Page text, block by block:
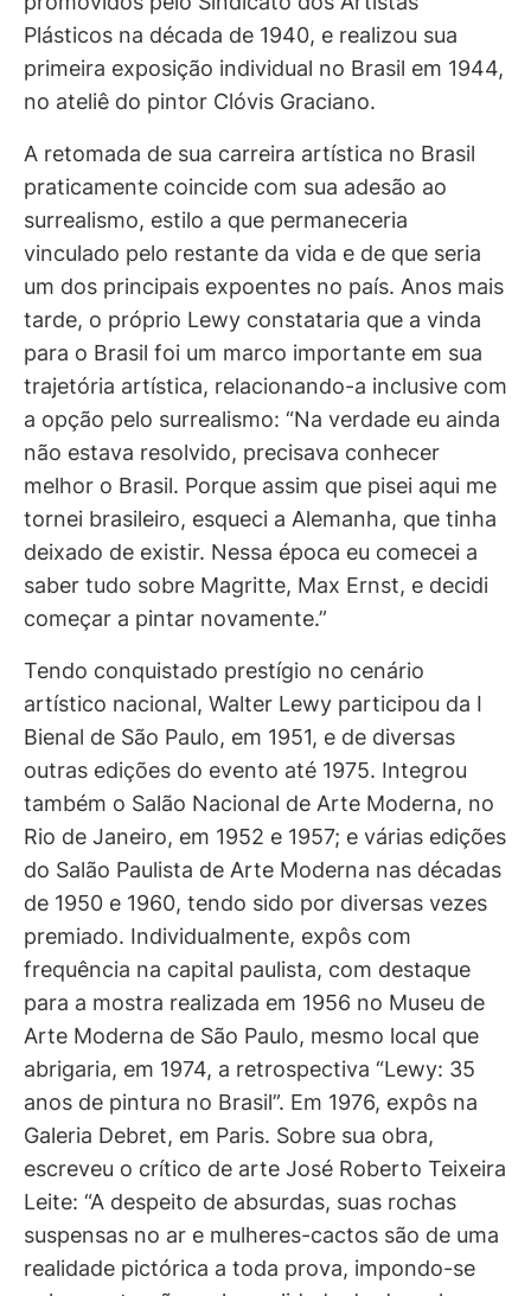
Plásticos na década de 1940, e realizou sua
primeira exposição individual no Brasil em 1944,
no ateliê do pintor Clóvis Graciano.
A retomada de sua carreira artística no Brasil
praticamente coincide com sua adesão ao
surrealismo, estilo a que permaneceria
vinculado pelo restante da vida e de que seria
um dos principais expoentes no país. Anos mais
tarde, o próprio Lewy constataria que a vinda
para o Brasil foi um marco importante em sua
trajetória artística, relacionando-a inclusive com
a opção pelo surrealismo: “Na verdade eu ainda
não estava resolvido, precisava conhecer
melhor o Brasil. Porque assim que pisei aqui me
tornei brasileiro, esqueci a Alemanha, que tinha
deixado de existir. Nessa época eu comecei a
saber tudo sobre Magritte, Max Ernst, e decidi
começar a pintar novamente.”
Tendo conquistado prestígio no cenário
artístico nacional, Walter Lewy participou da I
Bienal de São Paulo, em 1951, e de diversas
outras edições do evento até 1975. Integrou
também o Salão Nacional de Arte Moderna, no
Rio de Janeiro, em 1952 e 1957; e várias edições
do Salão Paulista de Arte Moderna nas décadas
de 1950 e 1960, tendo sido por diversas vezes
premiado. Individualmente, expôs com
frequência na capital paulista, com destaque
para a mostra realizada em 1956 no Museu de
Arte Moderna de São Paulo, mesmo local que
abrigaria, em 1974, a retrospectiva “Lewy: 35
anos de pintura no Brasil”. Em 1976, expôs na
Galeria Debret, em Paris. Sobre sua obra,
escreveu o crítico de arte José Roberto Teixeira
Leite: “A despeito de absurdas, suas rochas
suspensas no ar e mulheres-cactos são de uma
realidade pictórica a toda prova, impondo-se